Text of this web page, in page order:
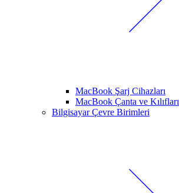
MacBook Şarj Cihazları
MacBook Çanta ve Kılıfları
Bilgisayar Çevre Birimleri